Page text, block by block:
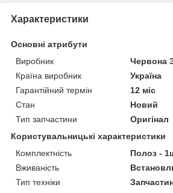
Характеристики
Основні атрибути
Виробник
Червона
Країна виробник
Україна
Гарантійний термін
12 міс
Стан
Новий
Тип запчастини
Оригінал
Користувальницькі характеристики
Комплектність
Полоз -
Вживаність
Тип техніки